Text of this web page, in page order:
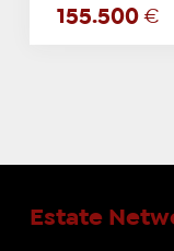
155.500 €
Estate